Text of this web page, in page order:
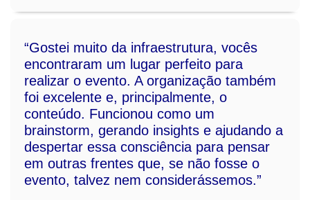
“Gostei muito da infraestrutura, vocês
encontraram um lugar perfeito para
realizar o evento. A organização também
foi excelente e, principalmente, o
conteúdo. Funcionou como um
brainstorm, gerando insights e ajudando a
despertar essa consciência para pensar
em outras frentes que, se não fosse o
evento, talvez nem considerássemos.”